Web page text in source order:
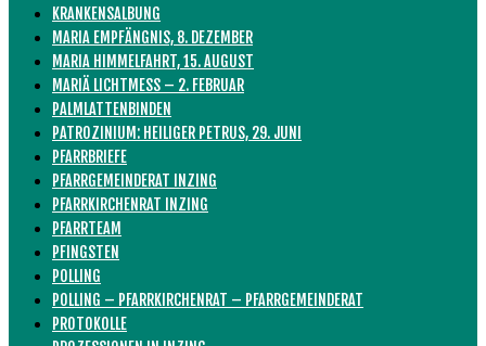
KRANKENSALBUNG
MARIA EMPFÄNGNIS, 8. DEZEMBER
MARIA HIMMELFAHRT, 15. AUGUST
MARIÄ LICHTMESS – 2. FEBRUAR
PALMLATTENBINDEN
PATROZINIUM: HEILIGER PETRUS, 29. JUNI
PFARRBRIEFE
PFARRGEMEINDERAT INZING
PFARRKIRCHENRAT INZING
PFARRTEAM
PFINGSTEN
POLLING
POLLING – PFARRKIRCHENRAT – PFARRGEMEINDERAT
PROTOKOLLE